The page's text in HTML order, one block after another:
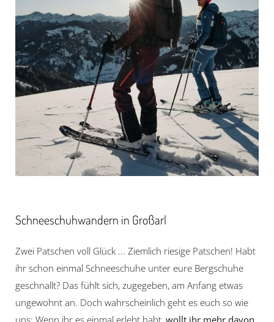
Schneeschuhwandern in Großarl
Zwei Patschen voll Glück ... Ziemlich riesige Patschen! Habt
ihr schon einmal Schneeschuhe unter eure Bergschuhe
geschnallt? Das fühlt sich, zugegeben, am Anfang etwas
ungewohnt an. Doch wahrscheinlich geht es euch so wie